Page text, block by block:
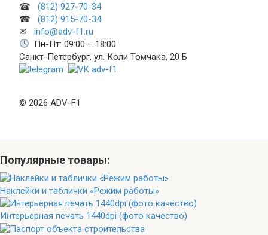
☎ (812) 927-70-34
☎ (812) 915-70-34
✉ info@adv-f1.ru
Пн-Пт: 09:00 – 18:00
Санкт-Петербург, ул. Коли Томчака, 20 Б
© 2026 ADV-F1
Популярные товары:
Наклейки и таблички «Режим работы»
Интерьерная печать 1440dpi (фото качество)